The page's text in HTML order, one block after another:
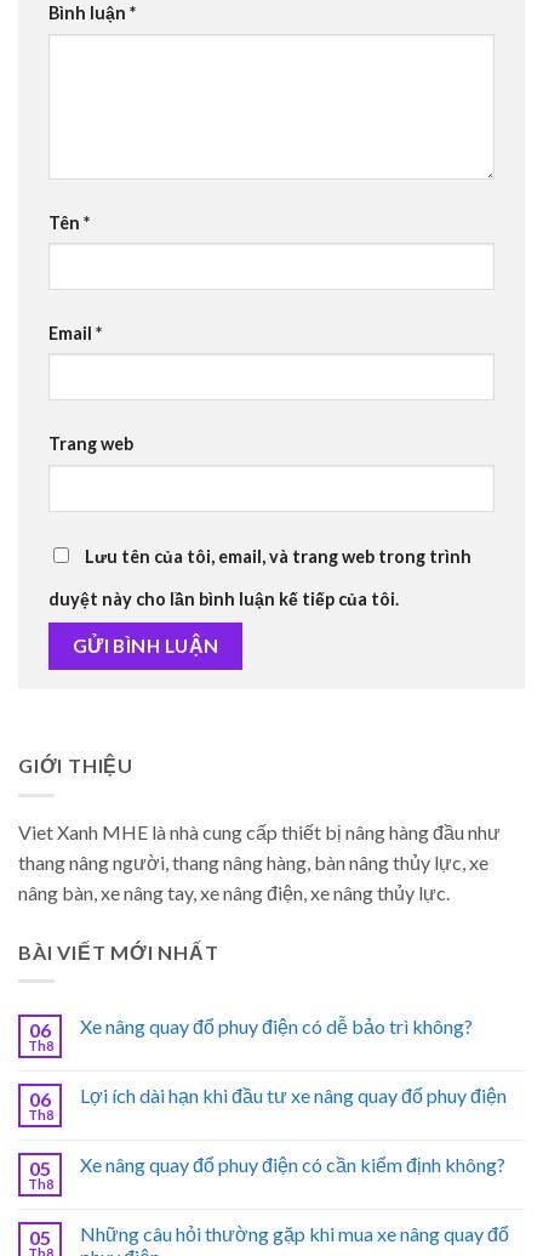
Bình luận *
Tên *
Email *
Trang web
Lưu tên của tôi, email, và trang web trong trình
duyệt này cho lần bình luận kế tiếp của tôi.
GIỚI THIỆU
Viet Xanh MHE là nhà cung cấp thiết bị nâng hàng đầu như
thang nâng người, thang nâng hàng, bàn nâng thủy lực, xe
nâng bàn, xe nâng tay, xe nâng điện, xe nâng thủy lực.
BÀI VIẾT MỚI NHẤT
06
Th8
Xe nâng quay đổ phuy điện có dễ bảo trì không?
06
Th8
Lợi ích dài hạn khi đầu tư xe nâng quay đổ phuy điện
05
Th8
Xe nâng quay đổ phuy điện có cần kiểm định không?
05
Những câu hỏi thường gặp khi mua xe nâng quay đổ